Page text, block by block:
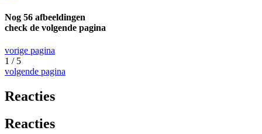
Nog 56 afbeeldingen
check de volgende pagina
vorige pagina
1 / 5
volgende pagina
Reacties
Reacties